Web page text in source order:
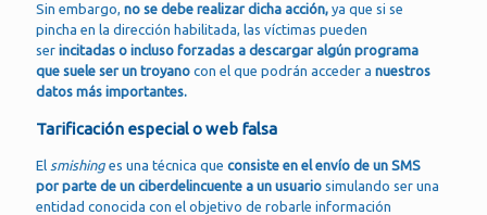
Sin embargo, no se debe realizar dicha acción, ya que si se
pincha en la dirección habilitada, las víctimas pueden
ser incitadas o incluso forzadas a descargar algún programa
que suele ser un troyano con el que podrán acceder a nuestros
datos más importantes.
Tarificación especial o web falsa
El smishing es una técnica que consiste en el envío de un SMS
por parte de un ciberdelincuente a un usuario simulando ser una
entidad conocida con el objetivo de robarle información